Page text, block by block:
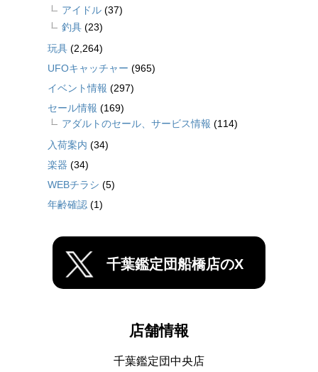
アイドル (37)
釣具 (23)
玩具 (2,264)
UFOキャッチャー (965)
イベント情報 (297)
セール情報 (169)
アダルトのセール、サービス情報 (114)
入荷案内 (34)
楽器 (34)
WEBチラシ (5)
年齢確認 (1)
千葉鑑定団船橋店のX
店舗情報
千葉鑑定団中央店